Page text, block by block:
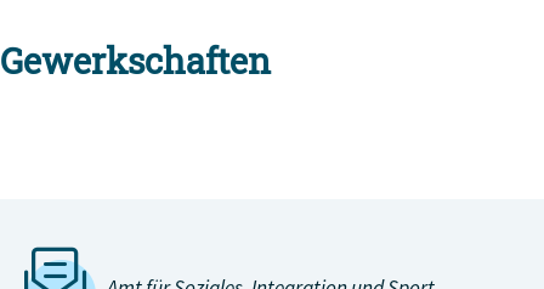
Gewerkschaften